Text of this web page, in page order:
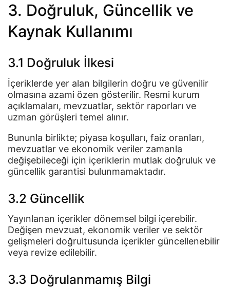
3. Doğruluk, Güncellik ve
Kaynak Kullanımı
3.1 Doğruluk İlkesi
İçeriklerde yer alan bilgilerin doğru ve güvenilir
olmasına azami özen gösterilir. Resmi kurum
açıklamaları, mevzuatlar, sektör raporları ve
uzman görüşleri temel alınır.
Bununla birlikte; piyasa koşulları, faiz oranları,
mevzuatlar ve ekonomik veriler zamanla
değişebileceği için içeriklerin mutlak doğruluk ve
güncellik garantisi bulunmamaktadır.
3.2 Güncellik
Yayınlanan içerikler dönemsel bilgi içerebilir.
Değişen mevzuat, ekonomik veriler ve sektör
gelişmeleri doğrultusunda içerikler güncellenebilir
veya revize edilebilir.
3.3 Doğrulanmamış Bilgi